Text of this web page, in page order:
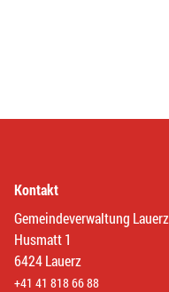
Kontakt
Gemeindeverwaltung Lauerz
Husmatt 1
6424 Lauerz
+41 41 818 66 88